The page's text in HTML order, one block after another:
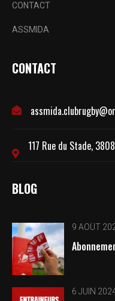
CONTACT
ASSMIDA
CONTACT
117 Rue du Stade,
BLOG
9 AOÛT
6 JUIN